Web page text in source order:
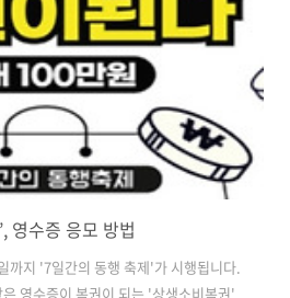
있습니다. 적용 대상 비디오 모델링은
다. 하지만 아주 어린 아동은 자기 인식
영수증 응모 방법
까지 '7일간의 동행 축제'가 시행됩니다.
영수증이 복권이 되는 '상생소비복권'